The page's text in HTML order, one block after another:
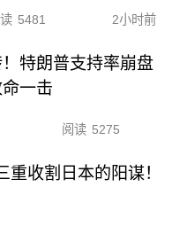
5481 2小时前
特朗普支持率崩盘
一击
阅读 5275
收割日本的阳谋！